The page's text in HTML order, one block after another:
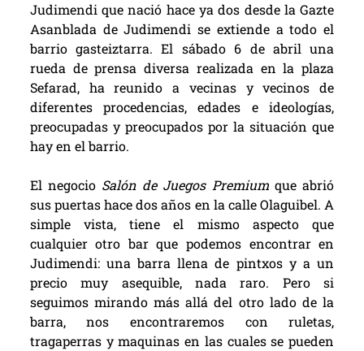
Judimendi que nació hace ya dos desde la Gazte
Asanblada de Judimendi se extiende a todo el
barrio gasteiztarra. El sábado 6 de abril una
rueda de prensa diversa realizada en la plaza
Sefarad, ha reunido a vecinas y vecinos de
diferentes procedencias, edades e ideologías,
preocupadas y preocupados por la situación que
hay en el barrio.
El negocio Salón de Juegos Premiumque abrió
sus puertas hace dos años en la calle Olaguibel. A
simple vista, tiene el mismo aspecto que
cualquier otro bar que podemos encontrar en
Judimendi: una barra llena de pintxos y a un
precio muy asequible, nada raro. Pero si
seguimos mirando más allá del otro lado de la
barra, nos encontraremos con ruletas,
tragaperras y maquinas en las cuales se pueden